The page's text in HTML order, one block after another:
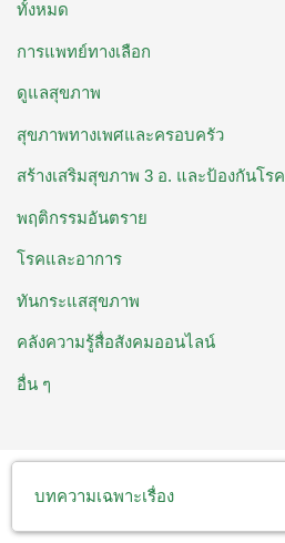
ทั้งหมด
การแพทย์ทางเลือก
ดูแลสุขภาพ
สุขภาพทางเพศและครอบครัว
สร้างเสริมสุขภาพ 3 อ. ​และป้องกันโรค
พฤติกรรมอันตราย
โรคและอาการ
ทันกระแสสุขภาพ
คลังความรู้สื่อสังคมออนไลน์
อื่น ๆ
บทความเฉพาะเรื่อง